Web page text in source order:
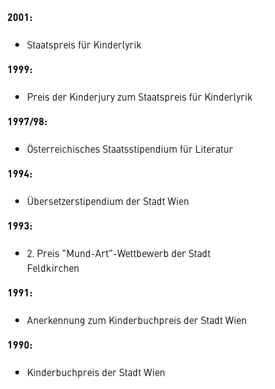
2001:
Staatspreis für Kinderlyrik
1999:
Preis der Kinderjury zum Staatspreis für Kinderlyrik
1997/98:
Österreichisches Staatsstipendium für Literatur
1994:
Übersetzerstipendium der Stadt Wien
1993:
2. Preis "Mund-Art"-Wettbewerb der Stadt
Feldkirchen
1991:
Anerkennung zum Kinderbuchpreis der Stadt Wien
1990:
Kinderbuchpreis der Stadt Wien